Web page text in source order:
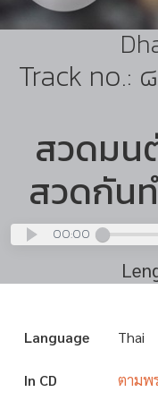
Track no.:
สวดมน
สวดกัน
00:00
Language Thai
In CD ตามพ